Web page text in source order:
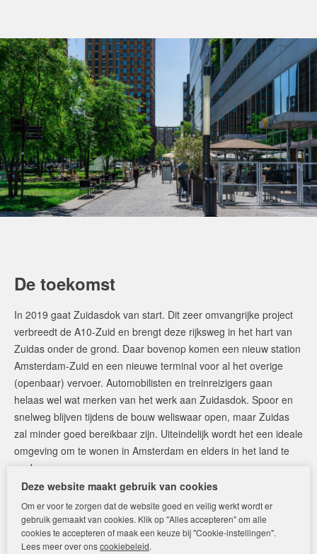
De toekomst
In 2019 gaat Zuidasdok van start. Dit zeer omvangrijke project
verbreedt de A10-Zuid en brengt deze rijksweg in het hart van
Zuidas onder de grond. Daar bovenop komen een nieuw station
Amsterdam-Zuid en een nieuwe terminal voor al het overige
(openbaar) vervoer. Automobilisten en treinreizigers gaan
helaas wel wat merken van het werk aan Zuidasdok. Spoor en
snelweg blijven tijdens de bouw weliswaar open, maar Zuidas
zal minder goed bereikbaar zijn. Uiteindelijk wordt het een ideale
omgeving om te wonen in Amsterdam en elders in het land te
werken.
UW WONING VERHUREN IN AMSTERDAM-ZUID?
MAAK EEN AFSPRAAK!
Deze website maakt gebruik van cookies
Om er voor te zorgen dat de website goed en veilig werkt wordt er
gebruik gemaakt van cookies. Klik op "Alles accepteren" om alle
cookies te accepteren of maak een keuze bij "Cookie-instellingen".
Lees meer over onscookiebeleid.